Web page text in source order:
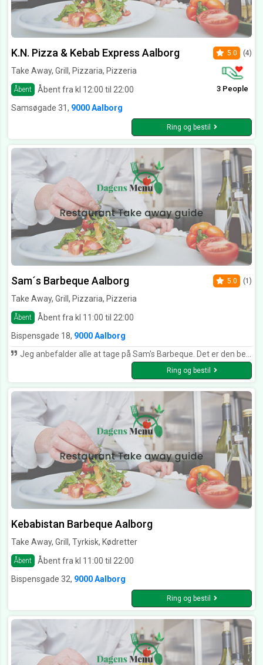
K.N. Pizza & Kebab Express Aalborg
Take Away, Grill, Pizzaria, Pizzeria
Åbent Åbent fra kl 12:00 til 22:00
5.0 (4)
3 People
Samsøgade 31, 9000 Aalborg
Ring og bestil
Sam´s Barbeque Aalborg
Take Away, Grill, Pizzaria, Pizzeria
Åbent Åbent fra kl 11:00 til 22:00
5.0 (1)
Bispensgade 18, 9000 Aalborg
Jeg anbefalder alle at tage på Sam's Barbeque. Det er den bedste restaurant i Aaborg. Det er billigt og maden er lækkert.
Ring og bestil
Kebabistan Barbeque Aalborg
Take Away, Grill, Tyrkisk, Kødretter
Åbent
Åbent fra kl 11:00 til 22:00
Bispensgade 32, 9000 Aalborg
Ring og bestil